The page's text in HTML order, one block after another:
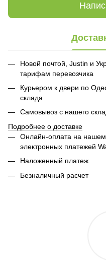
Новой почтой, Justin и
тарифам перевозчика
Курьером к двери по
склада
Самовывоз с нашего
Подробнее о доставке
Онлайн-оплата на нашем
электронных платежей
Наложенный платеж
Безналичный расчет